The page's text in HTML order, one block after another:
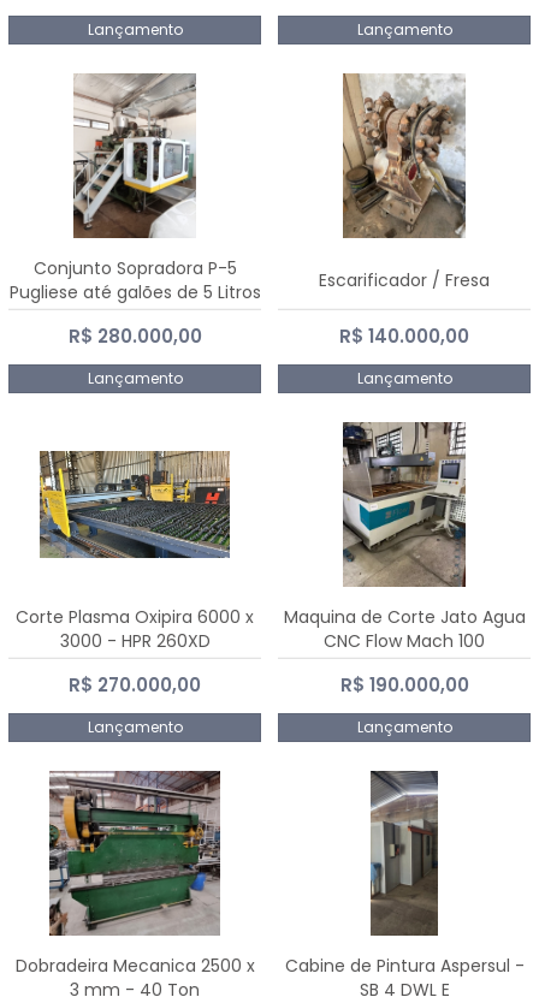
Lançamento Lançamento
Conjunto Sopradora P-5
Pugliese até galões de 5 Litros
R$ 280.000,00
Lançamento
Escarificador / Fresa
R$ 140.000,00
Lançamento
Corte Plasma Oxipira 6000 x
3000 - HPR 260XD
R$ 270.000,00
Lançamento
Maquina de Corte Jato Agua
CNC Flow Mach 100
R$ 190.000,00
Lançamento
Dobradeira Mecanica 2500 x
3 mm - 40 Ton
Cabine de Pintura Aspersul -
SB 4 DWL E